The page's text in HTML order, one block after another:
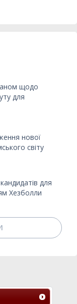
щодо
для
нової
світу
для
Хезболли